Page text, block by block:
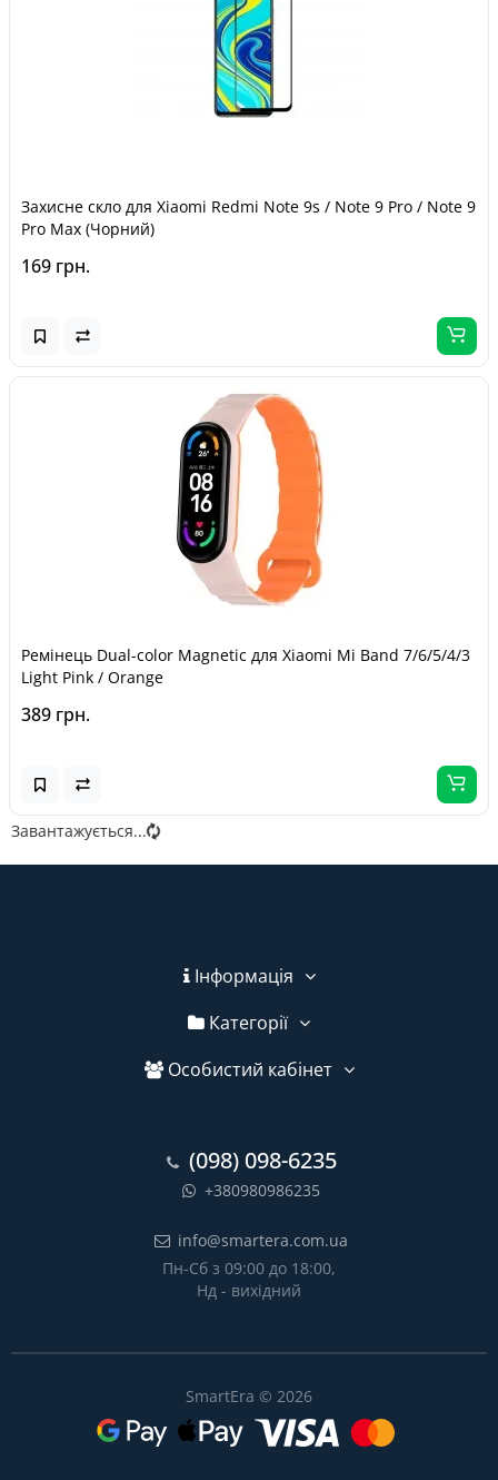
Захисне скло для Xiaomi Redmi Note 9s / Note 9 Pro / Note 9
Pro Max (Чорний)
169 грн.
Ремінець Dual-color Magnetic для Xiaomi Mi Band 7/6/5/4/3
Light Pink / Orange
389 грн.
Завантажується...
Інформація
Категорії
Особистий кабінет
(098) 098-6235
+380980986235
info@smartera.com.ua
Пн-Сб з 09:00 до 18:00,
Нд - вихідний
SmartEra © 2026